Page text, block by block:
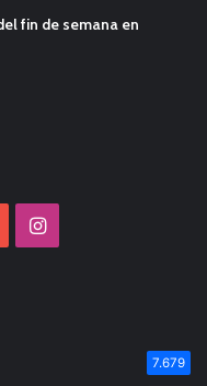
fin de semana en
YouTubeInstagram
7.679